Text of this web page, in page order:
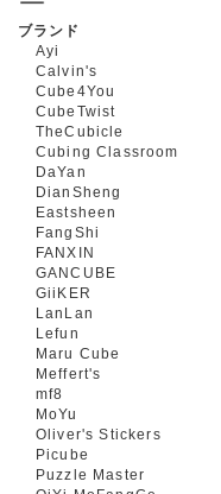
ブランド
Ayi
Calvin's
Cube4You
CubeTwist
TheCubicle
Cubing Classroom
DaYan
DianSheng
Eastsheen
FangShi
FANXIN
GANCUBE
GiiKER
LanLan
Lefun
Maru Cube
Meffert's
mf8
MoYu
Oliver's Stickers
Picube
Puzzle Master